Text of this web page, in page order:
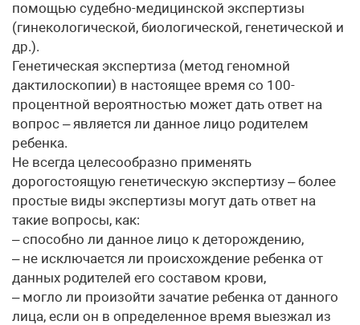
помощью судебно-медицинской экспертизы
(гинекологической, биологической, генетической и
др.).
Генетическая экспертиза (метод геномной
дактилоскопии) в настоящее время со 100-
процентной вероятностью может дать ответ на
вопрос – является ли данное лицо родителем
ребенка.
Не всегда целесообразно применять
дорогостоящую генетическую экспертизу – более
простые виды экспертизы могут дать ответ на
такие вопросы, как:
– способно ли данное лицо к деторождению,
– не исключается ли происхождение ребенка от
данных родителей его составом крови,
– могло ли произойти зачатие ребенка от данного
лица, если он в определенное время выезжал из